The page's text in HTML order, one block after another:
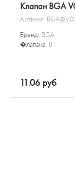
Клапан BGA
Артикул:
Бренд: BGA
�лапана: 8
11.06 руб